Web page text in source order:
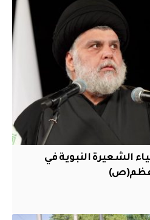
الشعيرة النبوية في